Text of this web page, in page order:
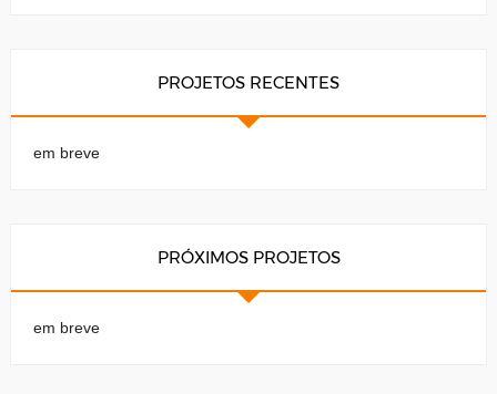
PROJETOS RECENTES
em breve
PRÓXIMOS PROJETOS
em breve